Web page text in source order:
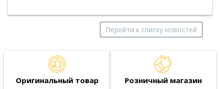
Перейти к списку новостей
Оригинальный товар Розничный магазин